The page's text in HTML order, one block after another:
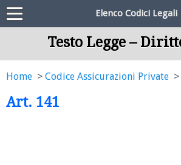
Elenco Codici Legali
Testo Legge –
Home Codice Assicurazioni Private
Art. 141